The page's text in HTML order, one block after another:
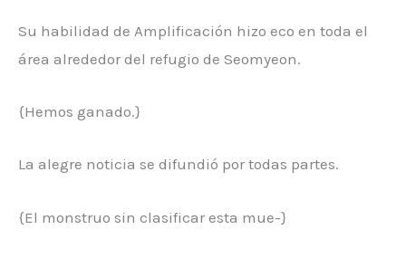
Su habilidad de Amplificación hizo eco en toda el
área alrededor del refugio de Seomyeon.
{Hemos ganado.}
La alegre noticia se difundió por todas partes.
{El monstruo sin clasificar esta mue-}